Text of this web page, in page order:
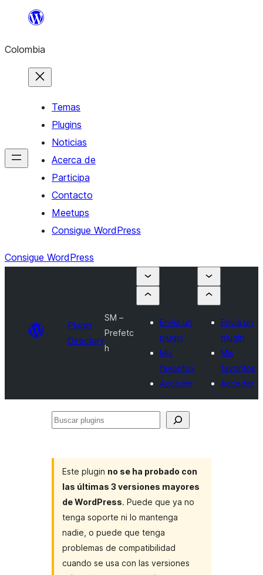
Saltar
contenido
Colombia
Temas
Plugins
Noticias
Acerca de
Participa
Contacto
Meetups
Consigue WordPress
Consigue WordPress
Plugin
Directory
SM –
Prefetc
h
Envía un
plugin
Mis
favoritos
Acceder
Envía un
plugin
Mis
favoritos
Acceder
Buscar
Este plugin no se ha probado con
las últimas 3 versiones mayores
de WordPress. Puede que ya no
tenga soporte ni lo mantenga
nadie, o puede que tenga
problemas de compatibilidad
cuando se usa con las versiones